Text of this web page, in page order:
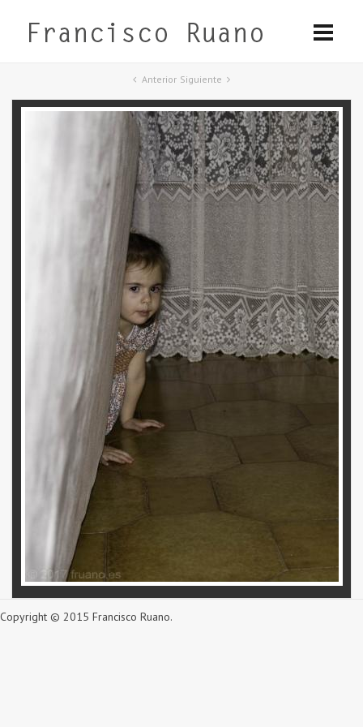
Anterior Siguiente
Copyright © 2015 Francisco Ruano.